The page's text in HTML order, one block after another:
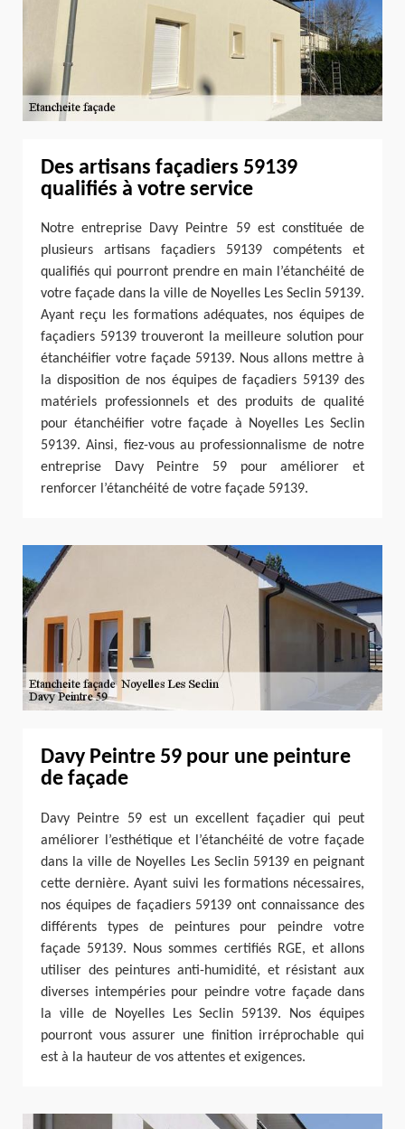
Des artisans façadiers 59139
qualifiés à votre service
Notre entreprise Davy Peintre 59 est constituée de
plusieurs artisans façadiers 59139 compétents et
qualifiés qui pourront prendre en main l’étanchéité de
votre façade dans la ville de Noyelles Les Seclin 59139.
Ayant reçu les formations adéquates, nos équipes de
façadiers 59139 trouveront la meilleure solution pour
étanchéifier votre façade 59139. Nous allons mettre à
la disposition de nos équipes de façadiers 59139 des
matériels professionnels et des produits de qualité
pour étanchéifier votre façade à Noyelles Les Seclin
59139. Ainsi, fiez-vous au professionnalisme de notre
entreprise Davy Peintre 59 pour améliorer et
renforcer l’étanchéité de votre façade 59139.
Davy Peintre 59 pour une peinture
de façade
Davy Peintre 59 est un excellent façadier qui peut
améliorer l’esthétique et l’étanchéité de votre façade
dans la ville de Noyelles Les Seclin 59139 en peignant
cette dernière. Ayant suivi les formations nécessaires,
nos équipes de façadiers 59139 ont connaissance des
différents types de peintures pour peindre votre
façade 59139. Nous sommes certifiés RGE, et allons
utiliser des peintures anti-humidité, et résistant aux
diverses intempéries pour peindre votre façade dans
la ville de Noyelles Les Seclin 59139. Nos équipes
pourront vous assurer une finition irréprochable qui
est à la hauteur de vos attentes et exigences.